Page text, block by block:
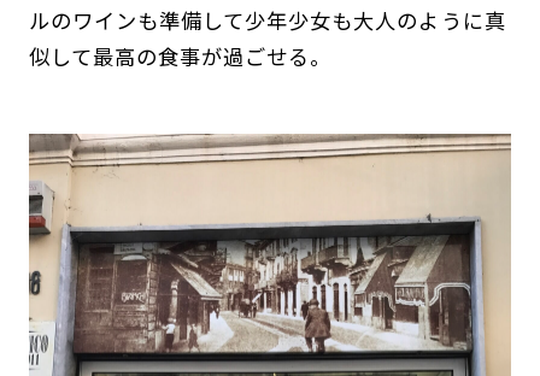
ルのワインも準備して少年少女も大人のように真
似して最高の食事が過ごせる。